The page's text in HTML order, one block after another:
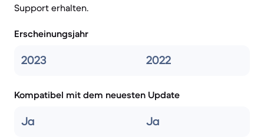
Support erhalten.
Erscheinungsjahr
2023 2022
Kompatibel mit dem neuesten Update
Ja Ja